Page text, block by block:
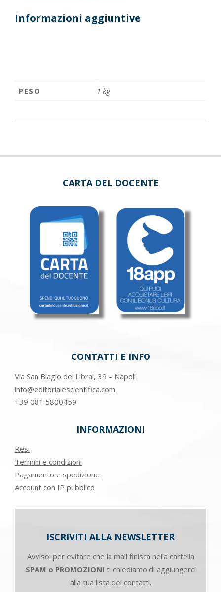
Informazioni aggiuntive
PESO 1 kg
CARTA DEL DOCENTE
CONTATTI E INFO
Via San Biagio dei Librai, 39 – Napoli
info@editorialescientifica.com
+39 081 5800459
INFORMAZIONI
Resi
Termini e condizioni
Pagamento e spedizione
Account con IP pubblico
ISCRIVITI ALLA NEWSLETTER
Avviso: per evitare che la mail finisca nella cartella
SPAM o PROMOZIONI ti chiediamo di aggiungerci
alla tua lista dei contatti.